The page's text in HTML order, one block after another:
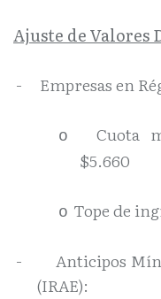
Ajuste de Valores
- Empresas en
o
Cuota
$5.660
o Tope de
-
Anticipos
(IRAE):